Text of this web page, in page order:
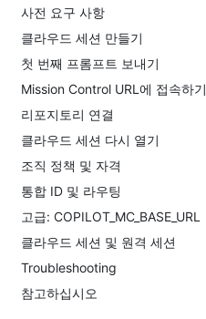
사전 요구 사항
클라우드 세션 만들기
첫 번째 프롬프트 보내기
Mission Control URL에 접속하기
리포지토리 연결
클라우드 세션 다시 열기
조직 정책 및 자격
통합 ID 및 라우팅
고급: COPILOT_MC_BASE_URL
클라우드 세션 및 원격 세션
Troubleshooting
참고하십시오